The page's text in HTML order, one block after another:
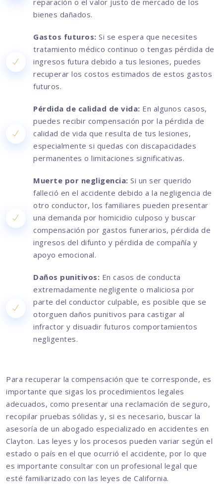
reparación o el valor justo de mercado de los
bienes dañados.
Gastos futuros: Si se espera que necesites
tratamiento médico continuo o tengas pérdida de
ingresos futura debido a tus lesiones, puedes
recuperar los costos estimados de estos gastos
futuros.
Pérdida de calidad de vida: En algunos casos,
puedes recibir compensación por la pérdida de
calidad de vida que resulta de tus lesiones,
especialmente si quedas con discapacidades
permanentes o limitaciones significativas.
Muerte por negligencia: Si un ser querido
falleció en el accidente debido a la negligencia de
otro conductor, los familiares pueden presentar
una demanda por homicidio culposo y buscar
compensación por gastos funerarios, pérdida de
ingresos del difunto y pérdida de compañía y
apoyo emocional.
Daños punitivos: En casos de conducta
extremadamente negligente o maliciosa por
parte del conductor culpable, es posible que se
otorguen daños punitivos para castigar al
infractor y disuadir futuros comportamientos
negligentes.
Para recuperar la compensación que te corresponde, es
importante que sigas los procedimientos legales
adecuados, como presentar una reclamación de seguro,
recopilar pruebas sólidas y, si es necesario, buscar la
asesoría de un abogado especializado en accidentes en
Clayton. Las leyes y los procesos pueden variar según el
estado o país en el que ocurrió el accidente, por lo que
es importante consultar con un profesional legal que
esté familiarizado con las leyes de California.